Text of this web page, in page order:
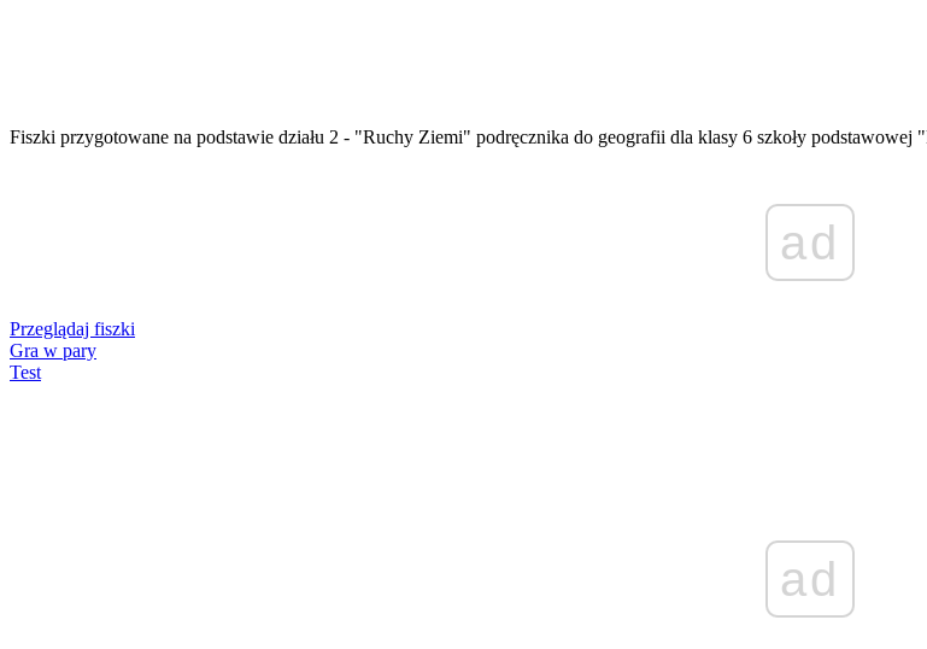
Fiszki przygotowane na podstawie działu 2 - "Ruchy Ziemi" podręcznika do geografii dla klasy 6 szkoły
ad
Przeglądaj fiszki
Gra w pary
Test
ad